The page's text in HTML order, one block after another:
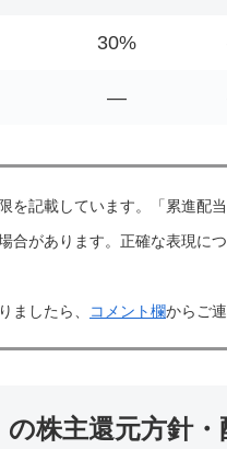
30%
―
を記載しています。「累進配
合があります。正確な表現に
ましたら、
コメント欄からご
株主還元方針・